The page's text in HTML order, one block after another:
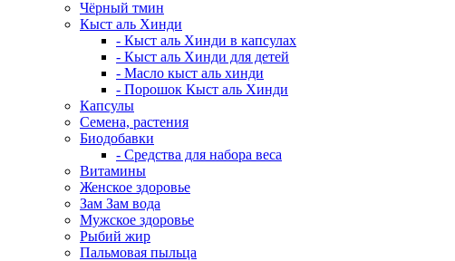
Чёрный тмин
Кыст аль Хинди
- Кыст аль Хинди в капсулах
- Кыст аль Хинди для детей
- Масло кыст аль хинди
- Порошок Кыст аль Хинди
Капсулы
Семена, растения
Биодобавки
- Средства для набора веса
Витамины
Женское здоровье
Зам Зам вода
Мужское здоровье
Рыбий жир
Пальмовая пыльца